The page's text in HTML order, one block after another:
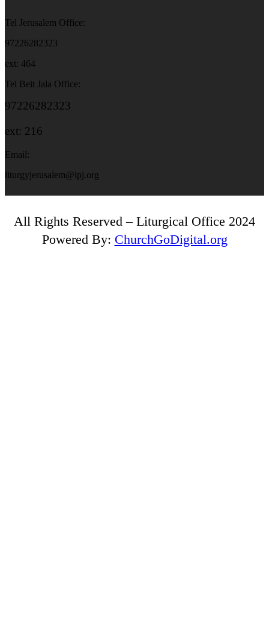
Tel Jerusalem Office:
97226282323
ext: 464
Tel Beit Jala Office:
97226282323
ext: 216
Email:
liturgyjerusalem@lpj.org
All Rights Reserved – Liturgical Office 2024
Powered By: ChurchGoDigital.org